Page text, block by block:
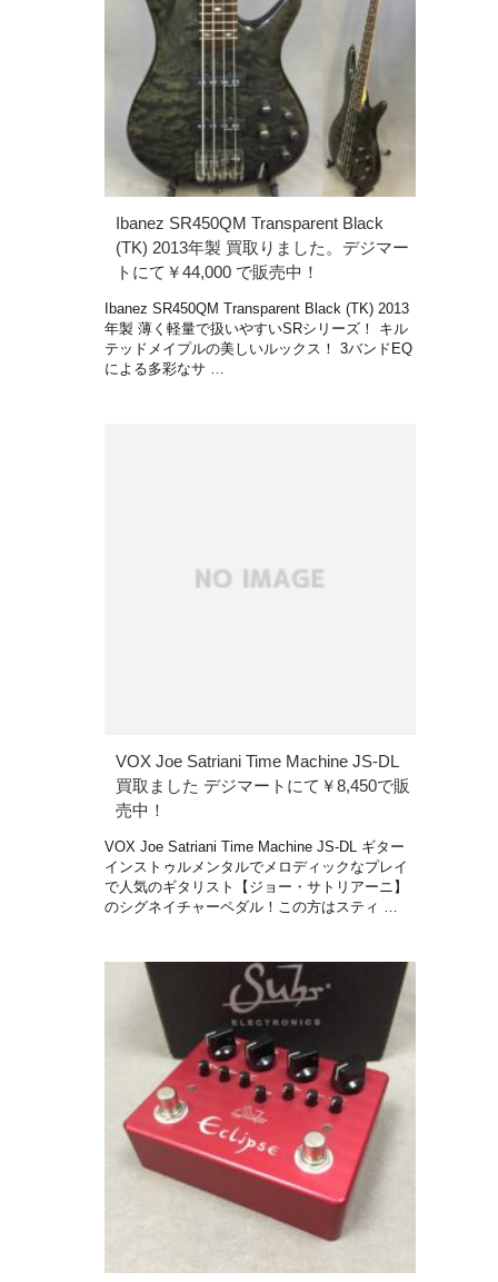
Ibanez SR450QM Transparent Black
(TK) 2013年製 買取りました。デジマー
トにて￥44,000 で販売中！
Ibanez SR450QM Transparent Black (TK) 2013
年製 薄く軽量で扱いやすいSRシリーズ！ キル
テッドメイプルの美しいルックス！ 3バンドEQ
による多彩なサ …
VOX Joe Satriani Time Machine JS-DL
買取ました デジマートにて￥8,450で販
売中！
VOX Joe Satriani Time Machine JS-DL ギター
インストゥルメンタルでメロディックなプレイ
で人気のギタリスト【ジョー・サトリアーニ】
のシグネイチャーペダル！この方はスティ …